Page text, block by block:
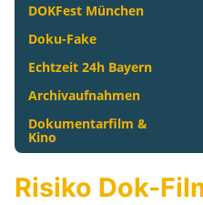
DOKFest München
Doku-Fake
Echtzeit 24h Bayern
Archivaufnahmen
Dokumentarfilm &
Kino
Risiko Dok-